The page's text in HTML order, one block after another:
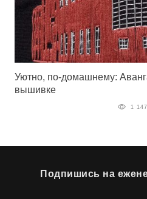
Уютно, по-домашнему:
вышивке
1 147
Подпишись на